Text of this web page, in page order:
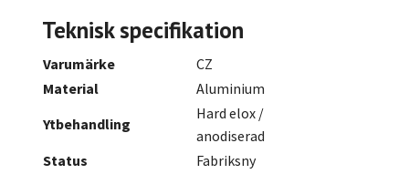
Teknisk specifikation
Varumärke
CZ
Material
Aluminium
Ytbehandling
Hard elox /
anodiserad
Status
Fabriksny